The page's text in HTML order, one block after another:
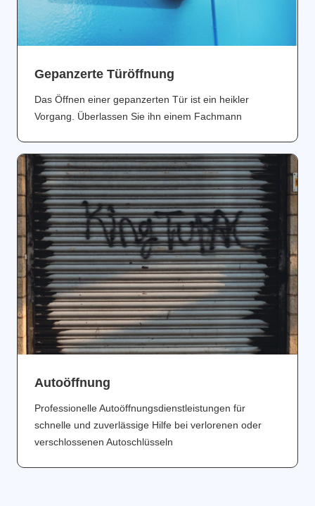
Gepanzerte Türöffnung
Das Öffnen einer gepanzerten Tür ist ein heikler
Vorgang. Überlassen Sie ihn einem Fachmann
Аutoöffnung
Professionelle Autoöffnungsdienstleistungen für
schnelle und zuverlässige Hilfe bei verlorenen oder
verschlossenen Autoschlüsseln